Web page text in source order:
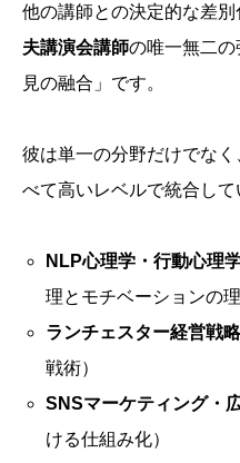
他の講師との決定的な差別
夫講演会講師の唯一無二
見の融合」です。
彼は単一の分野だけでな
べて高いレベルで統合して
NLP心理学・行動心理
理とモチベーションの理
ランチェスター経営戦略
戦術）
SNSマーケティング・
ける仕組み化）